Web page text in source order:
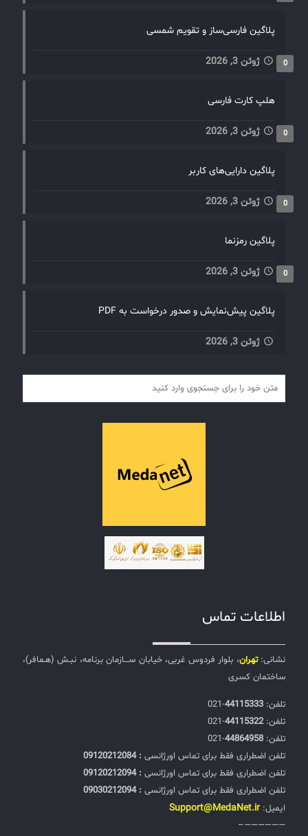
پلاگین فارسی‌ساز و تقویم شمسی
ژوئن 3, 2026 0
هلپ کارت فارسی
ژوئن 3, 2026 0
پلاگین دارایی‌های کاربر
ژوئن 3, 2026 0
پلاگین رمزنما
ژوئن 3, 2026 0
پلاگین پیش‌نمایش و صدور درخواست به PDF
ژوئن 3, 2026
اطلاعات تماس
نشانی:تهران، بلوار فردوس غربی، خیابان ســـازمان برنامه، نبـش (هـمافر)،
ساختمان کسری
تلفن:‌ 44115333
-021
تلفن:‌44115322
-021
تلفن:‌ 44864958
-021
تلفن اضطراری فقط برای تماس اورژانسی : 09120212084
تلفن اضطراری فقط برای تماس اورژانسی : 09120212094
تلفن اضطراری فقط برای تماس اورژانسی : 09030212094
ایمیل: Support@MedaNet.ir
——————–